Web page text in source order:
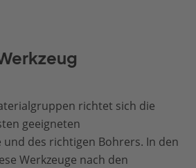
richtet sich die
geeigneten
des richtigen Bohrers. In den
Werkzeuge nach den